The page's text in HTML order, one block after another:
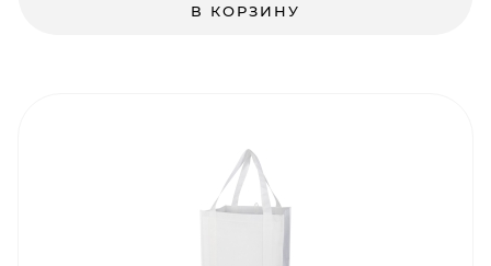
В КОРЗИНУ